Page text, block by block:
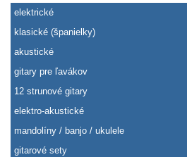
elektrické
klasické (španielky)
akustické
gitary pre ľavákov
12 strunové gitary
elektro-akustické
mandolíny / banjo / ukulele
gitarové sety